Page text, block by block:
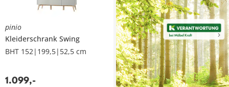
pinio
Kleiderschrank Swing
BHT 152|199,5|52,5 cm
1.099,-